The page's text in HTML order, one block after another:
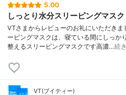
5.00
しっとり水分スリーピングマスク
VTさまからレビューのお礼にいただきま
ーピングマスクは、寝ている間にしっか
整えるスリーピングマスクです高濃…続
VT(ブイティー)